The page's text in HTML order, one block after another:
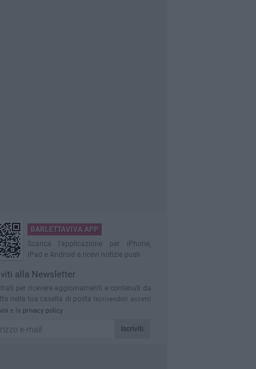
BARLETTAVIVA APP
Scarica l'applicazione per iPhone,
iPad e Android e ricevi notizie push
alla Newsletter
per ricevere aggiornamenti e contenuti da
nella tua casella di posta
Iscrivendoti accetti
e la privacy policy
Iscriviti